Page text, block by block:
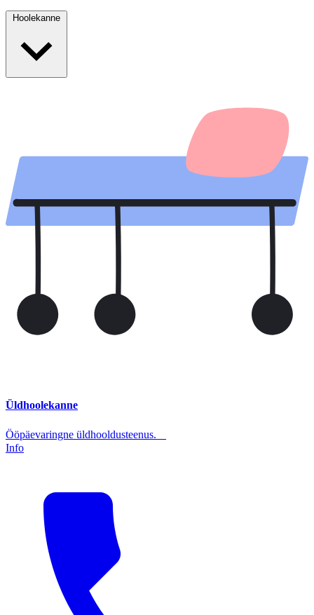
Hoolekanne
Üldhoolekanne
Ööpäevaringne üldhooldusteenus.
Info